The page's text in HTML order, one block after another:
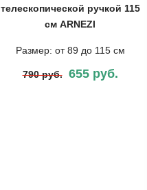
телескопической ручкой 115
см ARNEZI
Размер: от 89 до 115 см
790 руб. 655 руб.